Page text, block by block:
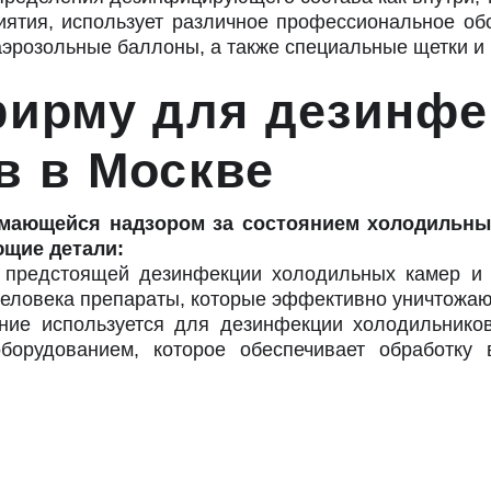
использует различное профессиональное
баллоны, а также специальные щетки и
для
в Москве
надзором за состоянием
детали:
дезинфекции холодильных камер
препараты, которые эффективно
используется для дезинфекции
которое обеспечивает обработку